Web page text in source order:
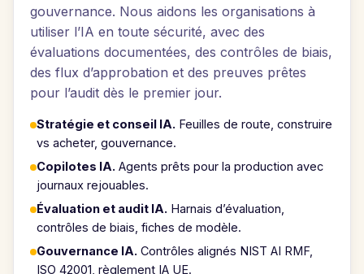
gouvernance. Nous aidons les organisations à
utiliser l’IA en toute sécurité, avec des
évaluations documentées, des contrôles de biais,
des flux d’approbation et des preuves prêtes
pour l’audit dès le premier jour.
Stratégie et conseil IA. Feuilles de route, construire
vs acheter, gouvernance.
Copilotes IA. Agents prêts pour la production avec
journaux rejouables.
Évaluation et audit IA. Harnais d’évaluation,
contrôles de biais, fiches de modèle.
Gouvernance IA. Contrôles alignés NIST AI RMF,
ISO 42001, règlement IA UE.